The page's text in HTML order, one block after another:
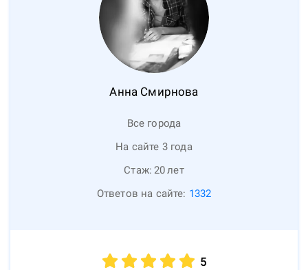
Анна Смирнова
Все города
На сайте 3 года
Стаж: 20лет
Ответов на сайте: 1332
5